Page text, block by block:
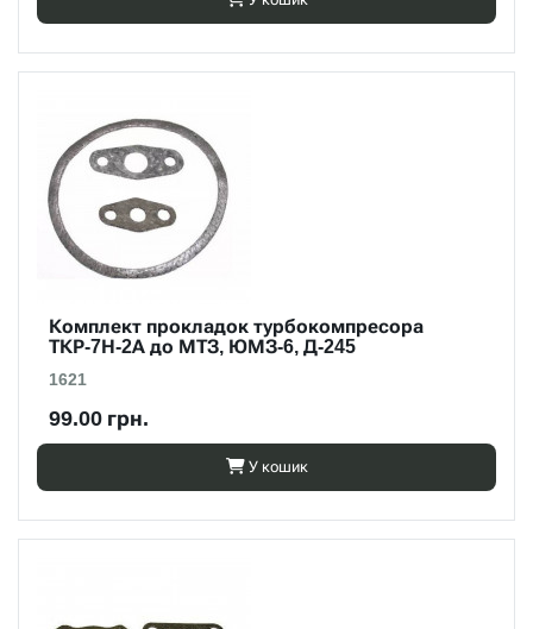
Комплект прокладок турбокомпресора
ТКР-7Н-2А до МТЗ, ЮМЗ-6, Д-245
1621
99.00 грн.
У кошик